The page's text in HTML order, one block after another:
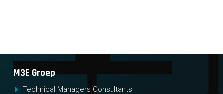
M3E Groep
Technical Managers Consultants